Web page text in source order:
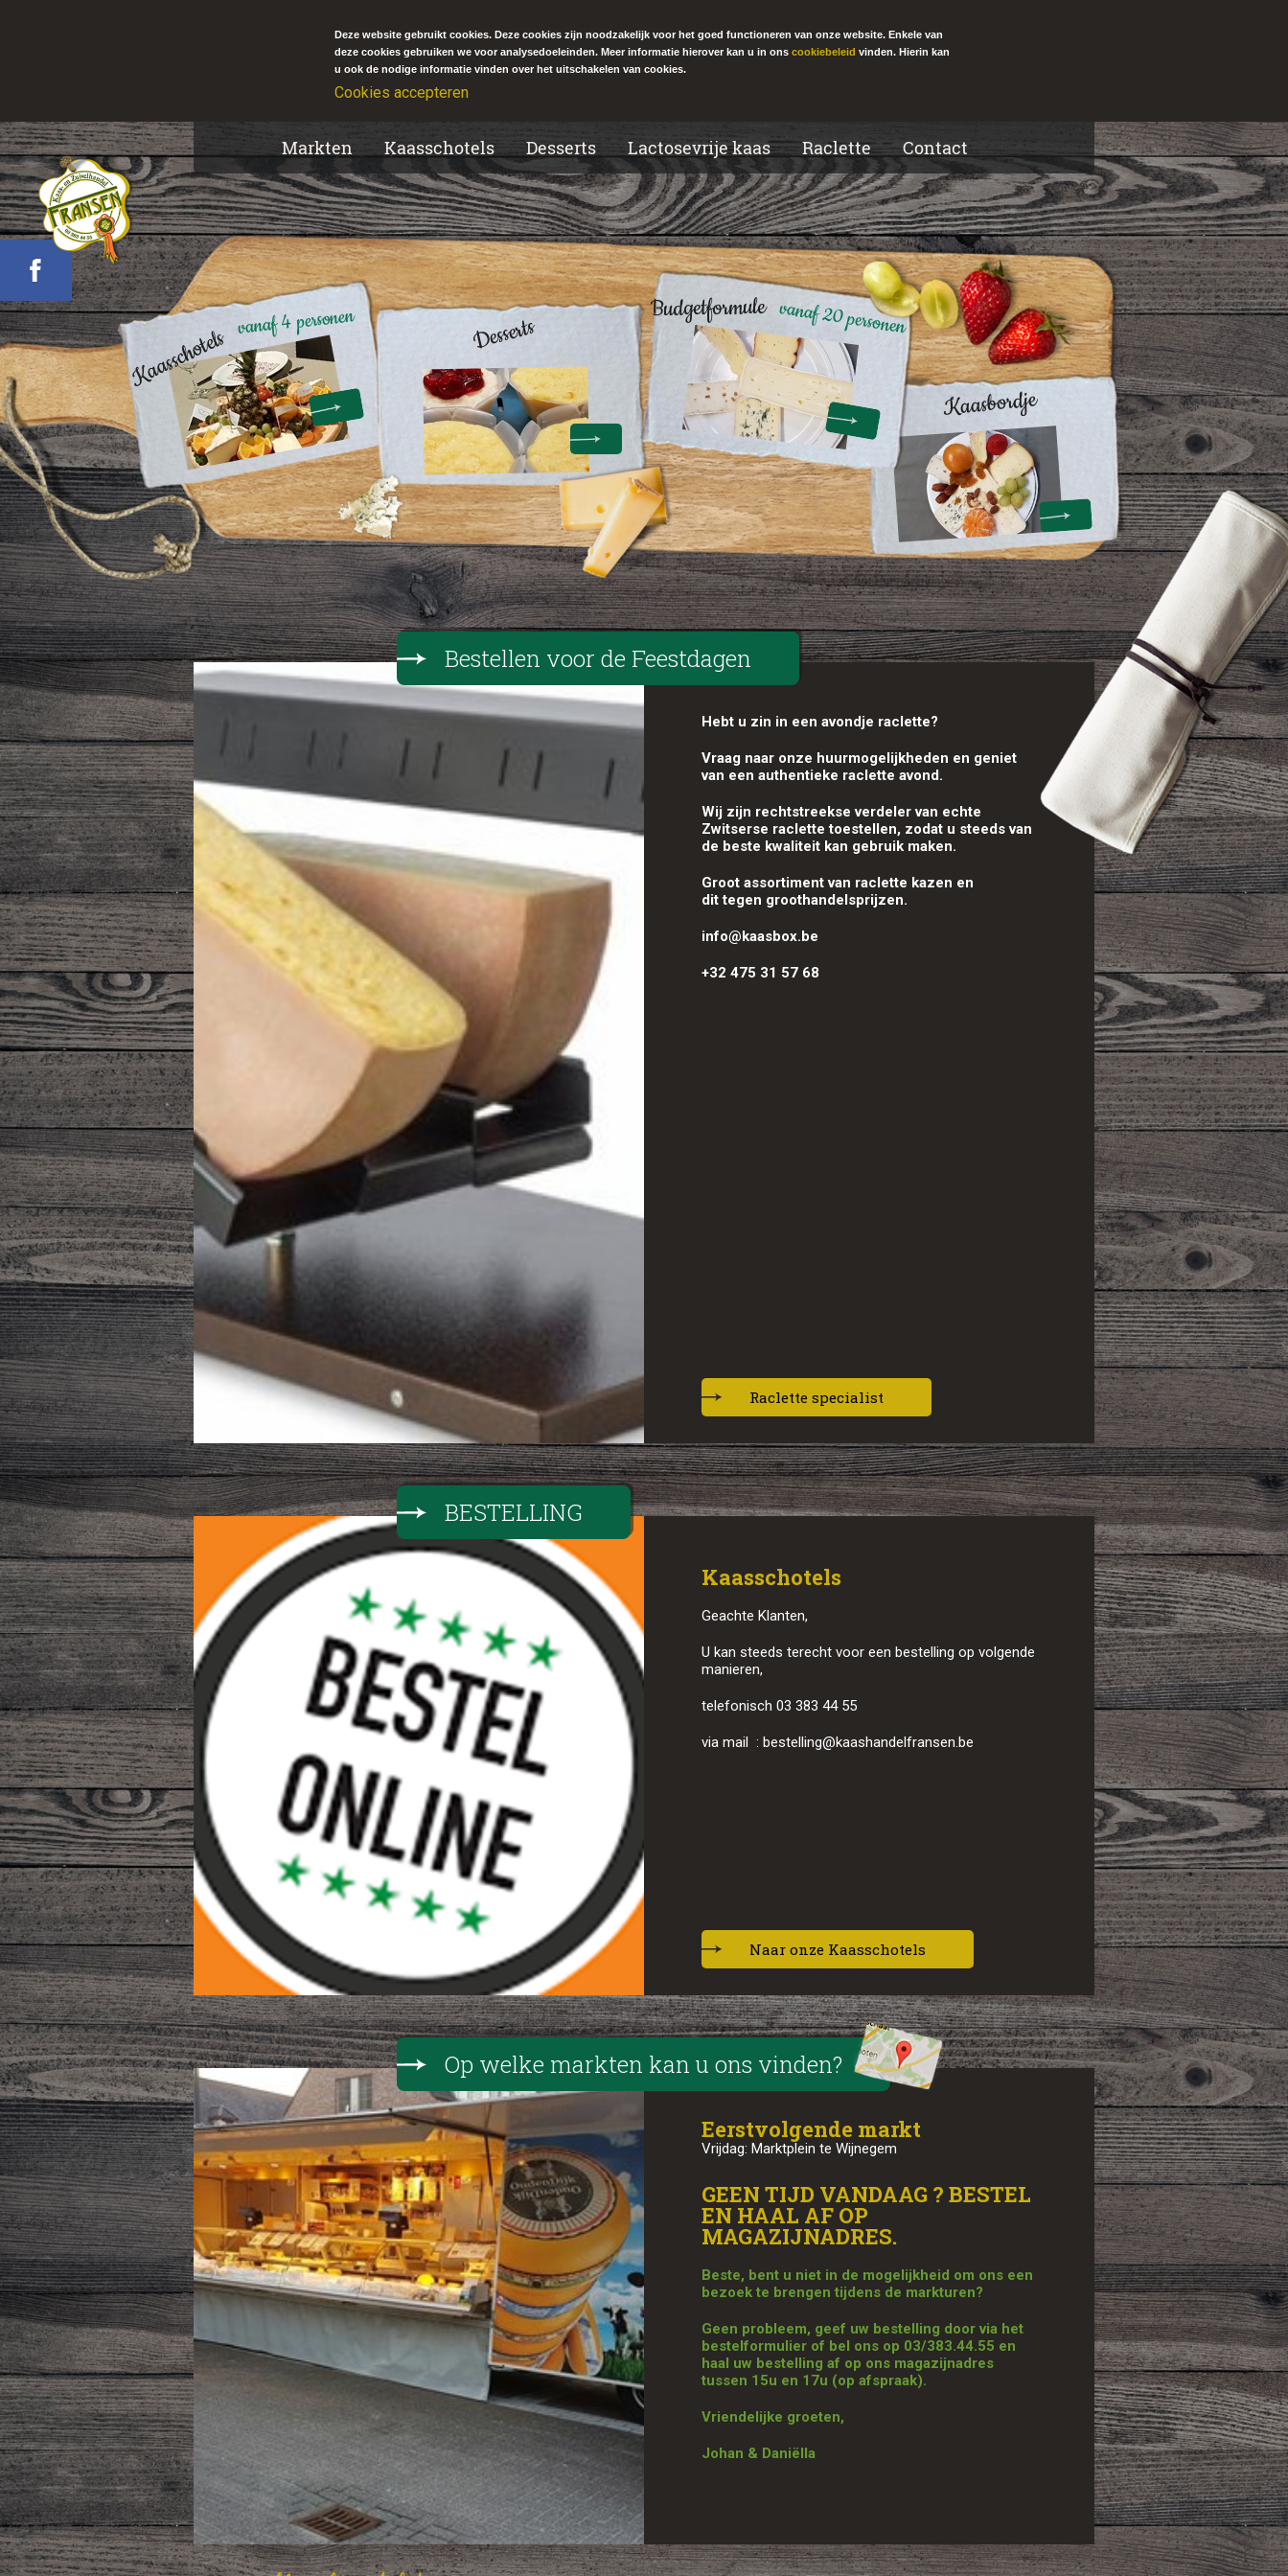
Deze website gebruikt cookies. Deze cookies zijn noodzakelijk voor het goed functioneren van onze website. Enkele van
deze cookies gebruiken we voor analysedoeleinden. Meer informatie hierover kan u in onscookiebeleid vinden. Hierin kan
u ook de nodige informatie vinden over het uitschakelen van cookies.
Cookies accepteren
Markten Kaasschotels Desserts Lactosevrije kaas Raclette Contact
Kaasschotels
vanaf 4 personen Desserts
Budgetformule vanaf 20 personen
Kaasbordje
Bestellen voor de Feestdagen
Hebt u zin in een avondje raclette?
Vraag naar onze huurmogelijkheden en geniet
van een authentieke raclette avond.
Wij zijn rechtstreekse verdeler van echte
Zwitserse raclette toestellen, zodat u steeds van
de beste kwaliteit kan gebruik maken.
Groot assortiment van raclette kazen en
dit tegen groothandelsprijzen.
info@kaasbox.be
+32 475 31 57 68
Raclette specialist
BESTELLING
Kaasschotels
Geachte Klanten,
U kan steeds terecht voor een bestelling op volgende
manieren,
telefonisch 03 383 44 55
via mail : bestelling@kaashandelfransen.be
Naar onze Kaasschotels
Op welke markten kan u ons vinden?
Eerstvolgende markt
Vrijdag: Marktplein te Wijnegem
GEEN TIJD VANDAAG ? BESTEL
EN HAAL AF OP
MAGAZIJNADRES.
Beste, bent u niet in de mogelijkheid om ons een
bezoek te brengen tijdens de markturen?
Geen probleem, geef uw bestelling door via het
bestelformulier of bel ons op 03/383.44.55 en
haal uw bestelling af op ons magazijnadres
tussen 15u en 17u (op afspraak).
Vriendelijke groeten,
Johan & Daniëlla